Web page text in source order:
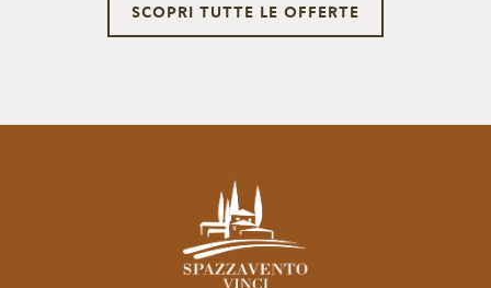
SCOPRI TUTTE LE OFFERTE